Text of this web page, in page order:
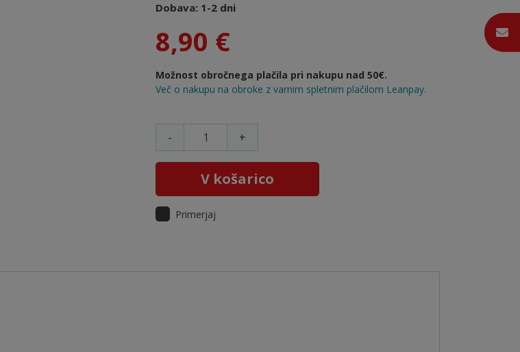
Dobava: 1-2 dni
8,90 €
Možnost obročnega plačila pri nakupu nad 50€.
Več o nakupu na obroke z varnim spletnim plačilom Leanpay.
- +
V košarico
Primerjaj